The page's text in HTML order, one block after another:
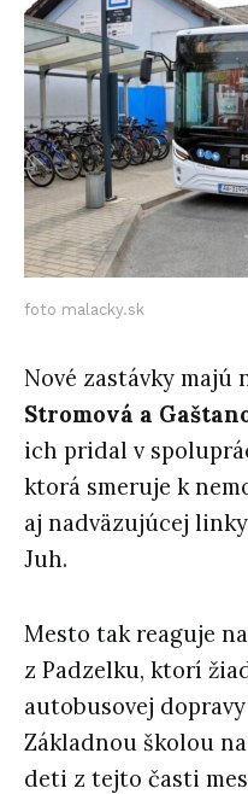
foto malacky.sk
Nové zastávky majú
Stromová a
ich pridal v
ktorá smeruje k
aj nadväzujúcej
Juh.
Mesto tak reaguje
z Padzelku, ktorí
autobusovej
Základnou školou
deti z tejto časti